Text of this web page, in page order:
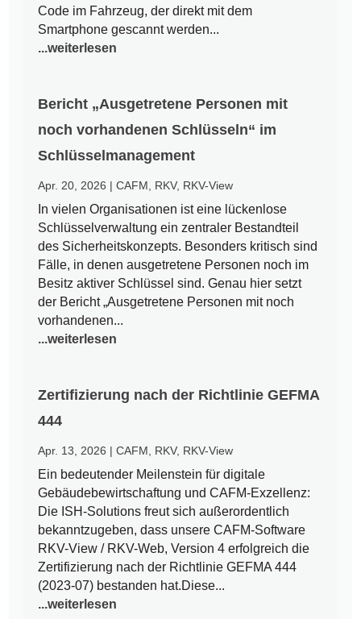
Code im Fahrzeug, der direkt mit dem
Smartphone gescannt werden...
...weiterlesen
Bericht „Ausgetretene Personen mit
noch vorhandenen Schlüsseln“ im
Schlüsselmanagement
Apr. 20, 2026 |CAFM RKV, RKV-View
In vielen Organisationen ist eine lückenlose
Schlüsselverwaltung ein zentraler Bestandteil
des Sicherheitskonzepts. Besonders kritisch sind
Fälle, in denen ausgetretene Personen noch im
Besitz aktiver Schlüssel sind. Genau hier setzt
der Bericht „Ausgetretene Personen mit noch
vorhandenen...
...weiterlesen
Zertifizierung nach der Richtlinie GEFMA
444
Apr. 13, 2026 |CAFM RKV, RKV-View
Ein bedeutender Meilenstein für digitale
Gebäudebewirtschaftung und CAFM-Exzellenz:
Die ISH-Solutions freut sich außerordentlich
bekanntzugeben, dass unsere CAFM-Software
RKV-View / RKV-Web, Version 4 erfolgreich die
Zertifizierung nach der Richtlinie GEFMA 444
(2023-07) bestanden hat.Diese...
...weiterlesen